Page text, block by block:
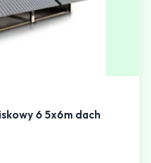
6 5x6m dach